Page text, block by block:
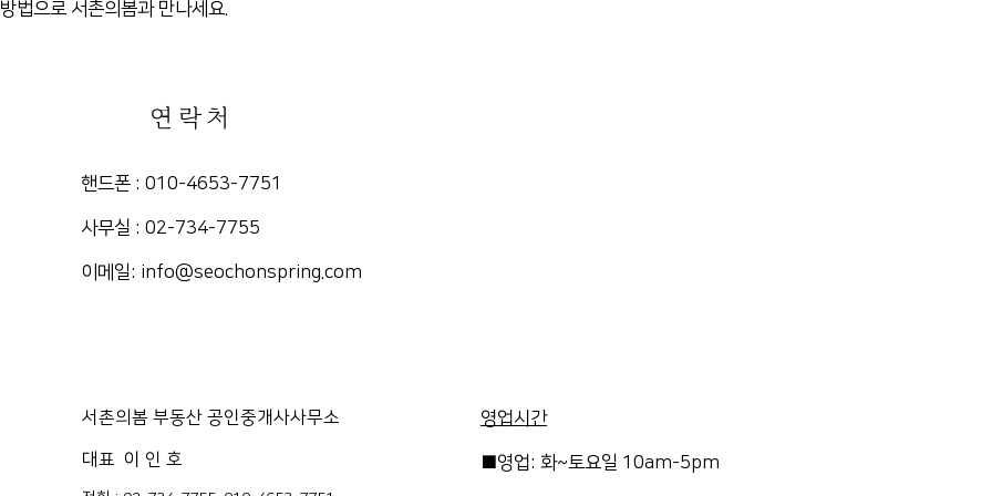
법으로 서촌의봄과 만나세요.
연락처
핸드폰 : 010-4653-7751
​사무실 : 02-734-7755
​이메일: info@seochonspring.com
서촌의봄 부동산 공인중개사사무소
대표 이 인 호
영업시간
■영업: 화~토요일 10am-5pm